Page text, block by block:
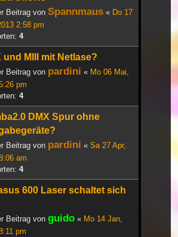
Beitrag von Spannmaus « Do 17
2:58 pm
4
und MIII mit Netlase?
Beitrag von pardini « Mo 06 Mai,
pm
4
DMX Spur ohne
Beitrag von pardini « Sa 27 Apr,
am
4
600 Laser schaltet sich
Beitrag von guido « Mo 14 Jan,
pm